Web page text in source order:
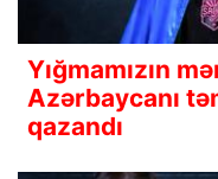
Yığmamızın
Azərbaycanı
qazandı